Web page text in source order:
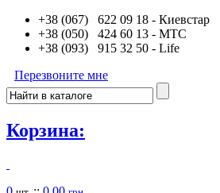
+38 (067) 622 09 18 - Киевстар
+38 (050) 424 60 13 - MTC
+38 (093) 915 32 50 - Life
Перезвоните мне
Корзина: